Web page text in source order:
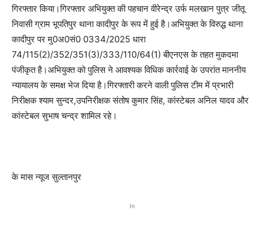
गिरफ्तार किया।गिरफ्तार अभियुक्त की पहचान वीरेन्द्र उर्फ मलखान पुत्र जीतू
निवासी ग्राम भूपतिपुर थाना कादीपुर के रूप में हुई है।अभियुक्त के विरुद्ध थाना
कादीपुर पर मु0अ0सं0 0334/2025 धारा
74/115(2)/352/351(3)/333/110/64(1) बीएनएस के तहत मुकदमा
पंजीकृत है।अभियुक्त को पुलिस ने आवश्यक विधिक कार्रवाई के उपरांत माननीय
न्यायालय के समक्ष भेज दिया है।गिरफ्तारी करने वाली पुलिस टीम में प्रभारी
निरीक्षक श्याम सुन्दर,उपनिरीक्षक संतोष कुमार सिंह, कांस्टेबल अनिल यादव और
कांस्टेबल सुभाष चन्द्र शामिल रहे।
के मास न्यूज सुल्तानपुर
In